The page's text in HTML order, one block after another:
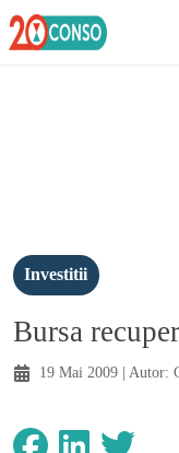
Investitii
Bursa
19 Mai 2009 | Autor: